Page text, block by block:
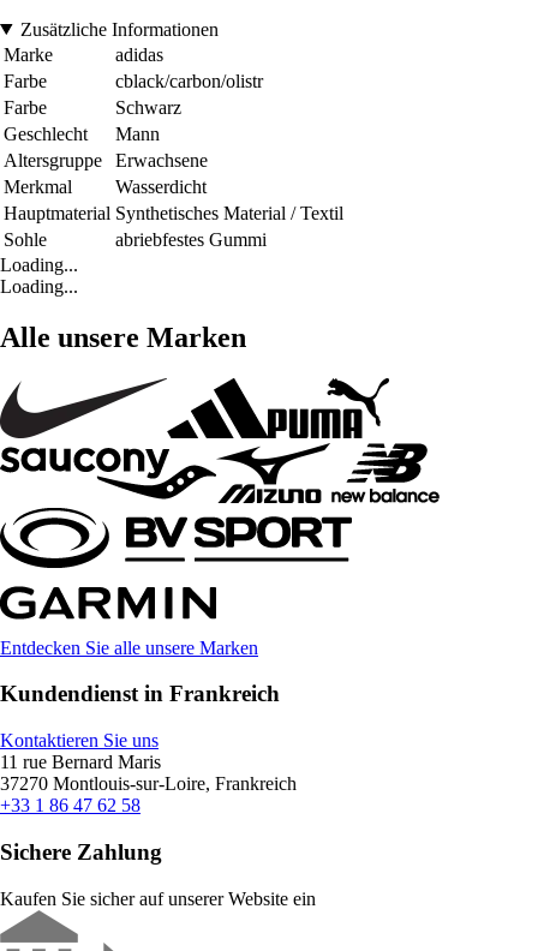
Zusätzliche Informationen
Marke
adidas
Farbe
cblack/carbon/olistr
Farbe
Schwarz
Geschlecht
Mann
Altersgruppe
Erwachsene
Merkmal
Wasserdicht
Hauptmaterial Synthetisches Material / Textil
Sohle
abriebfestes Gummi
Loading...
Loading...
Alle unsere Marken
Entdecken Sie alle unsere Marken
Kundendienst in Frankreich
Kontaktieren Sie uns
11 rue Bernard Maris
37270 Montlouis-sur-Loire, Frankreich
+33 1 86 47 62 58
Sichere Zahlung
Kaufen Sie sicher auf unserer Website ein